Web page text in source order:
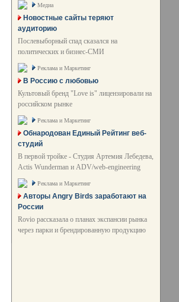
Медиа
Новостные сайты теряют
аудиторию
Послевыборный спад сказался на
политических и бизнес-СМИ
Реклама и Маркетинг
В Россию с любовью
Культовый бренд "Love is" лицензировали на
российском рынке
Реклама и Маркетинг
Обнародован Единый Рейтинг веб-
студий
В первой тройке - Студия Артемия Лебедева,
Actis Wunderman и ADV/web-engineering
Реклама и Маркетинг
Авторы Angry Birds заработают на
России
Rovio рассказала о планах экспансии рынка
через парки и брендированную продукцию